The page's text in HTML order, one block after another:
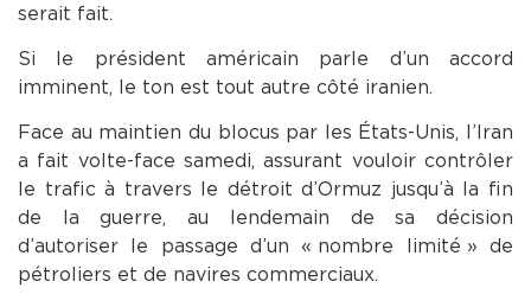
serait fait.
Si le président américain parle d’un accord
imminent, le ton est tout autre côté iranien.
Face au maintien du blocus par les États-Unis, l’Iran
a fait volte-face samedi, assurant vouloir contrôler
le trafic à travers le détroit d’Ormuz jusqu’à la fin
de la guerre, au lendemain de sa décision
d’autoriser le passage d’un « nombre limité » de
pétroliers et de navires commerciaux.